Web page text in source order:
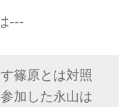
---
篠原とは対照
加した永山は